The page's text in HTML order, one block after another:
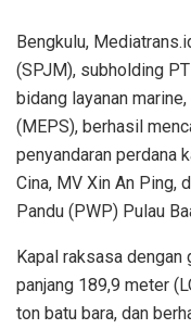
Bengkulu,
(SPJM), subholding
bidang layanan
(MEPS), berhasil
penyandaran perdana
Cina, MV Xin An Ping,
Pandu (PWP) Pulau
Kapal raksasa dengan
panjang 189,9 meter
ton batu bara, dan